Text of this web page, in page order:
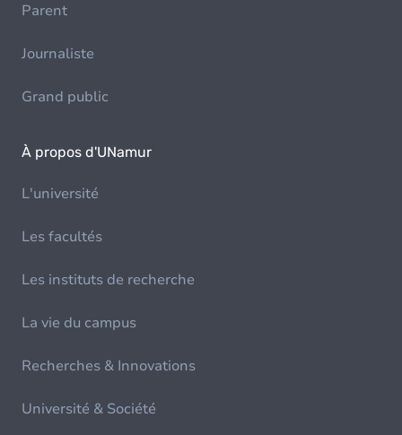
Parent
Journaliste
Grand public
À propos d'UNamur
L'université
Les facultés
Les instituts de recherche
La vie du campus
Recherches & Innovations
Université & Société